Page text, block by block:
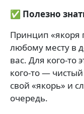
✅ Полезно
Принцип «якоря
любому месту в
вас. Для кого-то
кого-то —
свой «якорь» и
очередь.